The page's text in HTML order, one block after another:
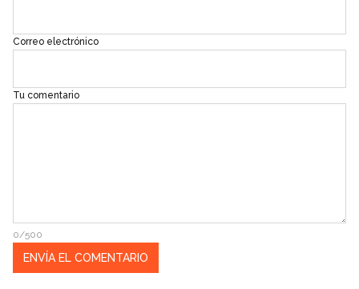
Correo electrónico
Tu comentario
0/500